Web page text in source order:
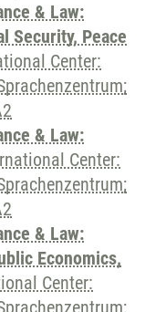
& Law:
Security, Peace
Center:
& Law:
Center:
& Law:
Economics,
Center: